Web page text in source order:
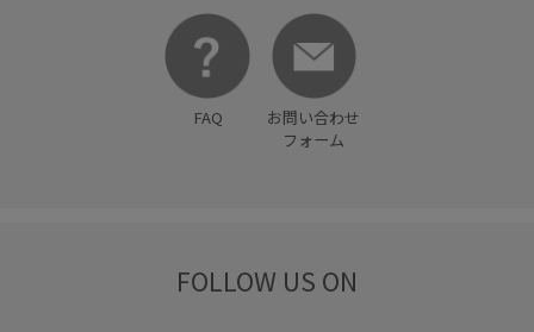
卒業式入学式 収納力
安定感 幅広 弁当箱
柔らかな雰囲気 歩きやすい
美easyリネンライク
FAQ
お問い合わせ
フォーム
FOLLOW US ON